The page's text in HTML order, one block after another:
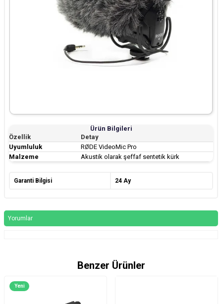
Ürün Bilgileri
Özellik
Detay
Uyumluluk
RØDE VideoMic Pro
Malzeme
Akustik olarak şeffaf sentetik kürk
Garanti Bilgisi 24 Ay
Yorumlar
Benzer Ürünler
Yeni